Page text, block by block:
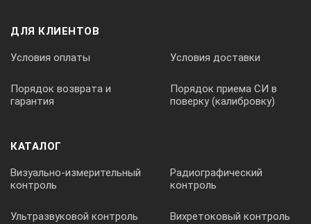
Измерение производят по шкале А (или Б).
Гарантийный срок эксплуатации – 1 год (не менее).
ДЛЯ КЛИЕНТОВ
Условия оплаты Условия доставки
Порядок возврата и
гарантия
Порядок приема СИ в
поверку (калибровку)
КАТАЛОГ
Визуально-измерительный
контроль
Радиографический
контроль
Ультразвуковой контроль Вихретоковый контроль